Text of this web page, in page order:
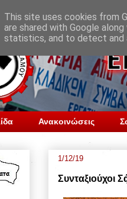
Ανακοινώσεις
1/12/19
Συνταξιούχοι
This site uses cookies from
are shared with Google
statistics, and to detect and